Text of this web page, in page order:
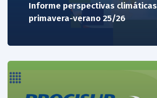
Informe perspectivas climáticas
primavera-verano 25/26